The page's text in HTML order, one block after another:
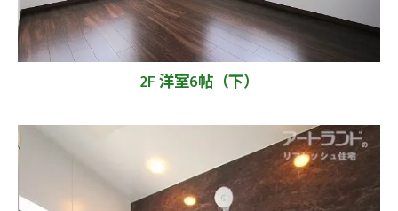
2F 洋室6帖（下）